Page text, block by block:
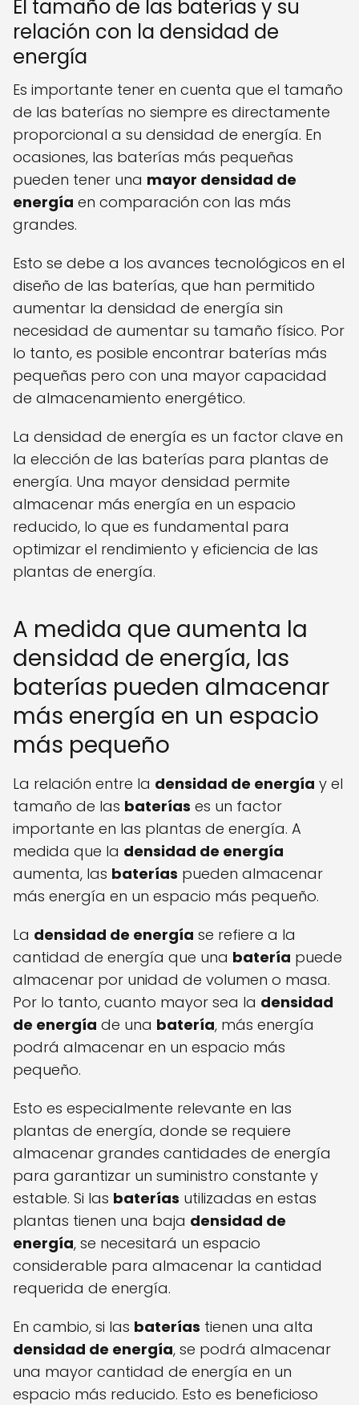
El tamaño de las baterías y su
relación con la densidad de
energía
Es importante tener en cuenta que el tamaño
de las baterías no siempre es directamente
proporcional a su densidad de energía. En
ocasiones, las baterías más pequeñas
pueden tener una mayor densidad de
energía en comparación con las más
grandes.
Esto se debe a los avances tecnológicos en el
diseño de las baterías, que han permitido
aumentar la densidad de energía sin
necesidad de aumentar su tamaño físico. Por
lo tanto, es posible encontrar baterías más
pequeñas pero con una mayor capacidad
de almacenamiento energético.
La densidad de energía es un factor clave en
la elección de las baterías para plantas de
energía. Una mayor densidad permite
almacenar más energía en un espacio
reducido, lo que es fundamental para
optimizar el rendimiento y eficiencia de las
plantas de energía.
A medida que aumenta la
densidad de energía, las
baterías pueden almacenar
más energía en un espacio
más pequeño
La relación entre la densidad de energía y el
tamaño de las baterías es un factor
importante en las plantas de energía. A
medida que la densidad de energía
aumenta, las baterías pueden almacenar
más energía en un espacio más pequeño.
La densidad de energía se refiere a la
cantidad de energía que una batería puede
almacenar por unidad de volumen o masa.
Por lo tanto, cuanto mayor sea la densidad
de energía de una batería, más energía
podrá almacenar en un espacio más
pequeño.
Esto es especialmente relevante en las
plantas de energía, donde se requiere
almacenar grandes cantidades de energía
para garantizar un suministro constante y
estable. Si las baterías utilizadas en estas
plantas tienen una baja densidad de
energía, se necesitará un espacio
considerable para almacenar la cantidad
requerida de energía.
En cambio, si las baterías tienen una alta
densidad de energía, se podrá almacenar
una mayor cantidad de energía en un
espacio más reducido. Esto es beneficioso